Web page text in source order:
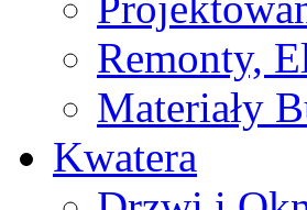
Remonty,
Materiały
Kwatera